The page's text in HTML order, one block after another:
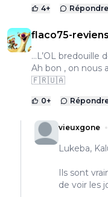
4+ Répondre
flaco75-
…L’OL bredouille
Ah bon , on
🇫🇷🇺🇦
0+
vieuxgone
Lukeba,
Ils sont
de voir